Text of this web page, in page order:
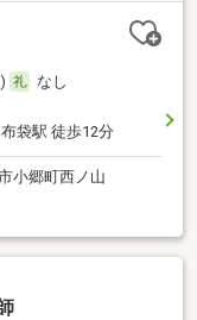
なし
袋駅 徒歩12分
小郷町西ノ山